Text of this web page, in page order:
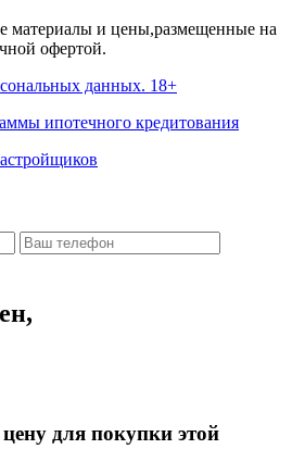
и цены,размещенные на
офертой.
данных. 18+
ипотечного кредитования
для покупки этой